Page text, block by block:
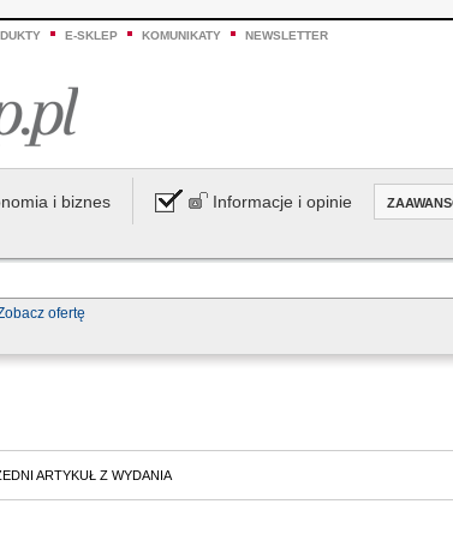
E-SKLEP KOMUNIKATY NEWSLETTER
i biznes Informacje i opinie
ofertę
ARTYKUŁ Z WYDANIA